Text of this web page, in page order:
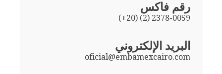
رقم فاكس
(+20) (2) 2378-0059
البريد الإلكتروني
oficial@embamexcairo.com